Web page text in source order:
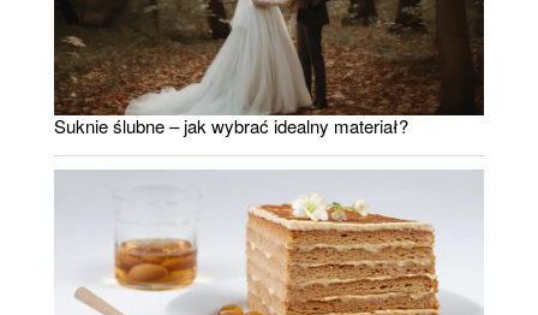
Suknie ślubne – jak wybrać idealny materiał?